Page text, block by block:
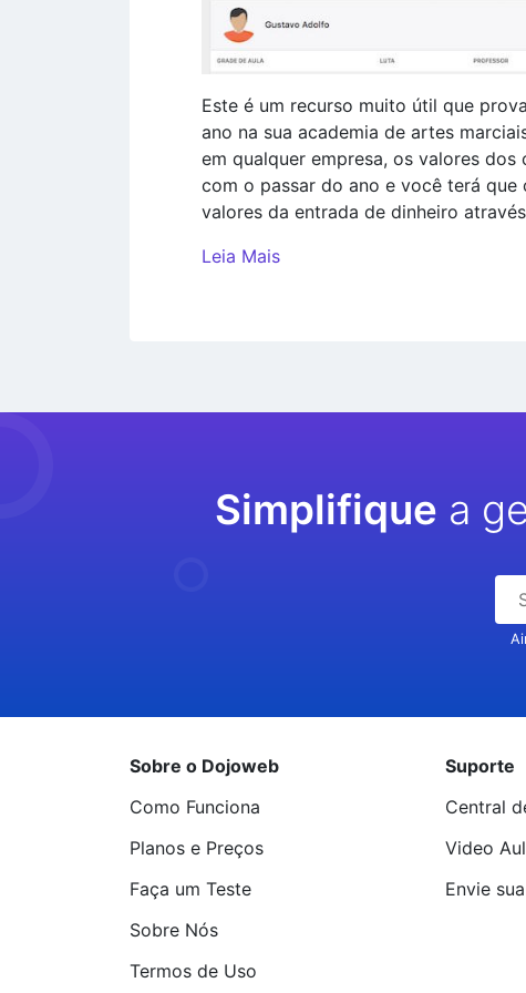
Este é um recurso muito útil que
ano na sua academia de artes
em qualquer empresa, os valores
com o passar do ano e você terá
valores da entrada de dinheiro
Leia Mais
Simplifique a
Sobre o Dojoweb
Como Funciona
Planos e Preços
Faça um Teste
Sobre Nós
Termos de Uso
Suporte
Central
Video
Envie